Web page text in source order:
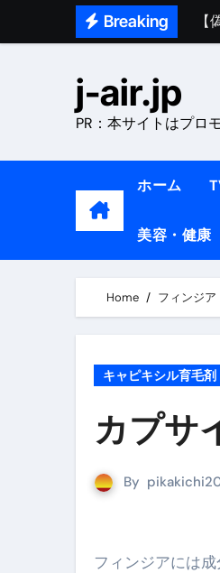
Breaking
【
【
【
【
山
j-air.jp
PR：本サイトはプロ
ホーム
美容・健康
Home フィンジア
キャピキシル育毛剤
カプサ
By
フィンジアには